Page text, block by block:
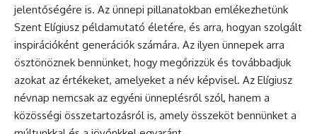
jelentőségére is. Az ünnepi pillanatokban emlékezhetünk
Szent Elígiusz példamutató életére, és arra, hogyan szolgált
inspirációként generációk számára. Az ilyen ünnepek arra
ösztönöznek bennünket, hogy megőrizzük és továbbadjuk
azokat az értékeket, amelyeket a név képvisel. Az Elígiusz
névnap nemcsak az egyéni ünneplésről szól, hanem a
közösségi összetartozásról is, amely összeköt bennünket a